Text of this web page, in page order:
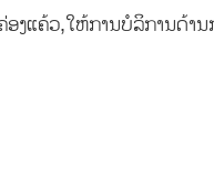
ງແຄ້ວ,ໃຫ້ການບໍລິການດ້າ